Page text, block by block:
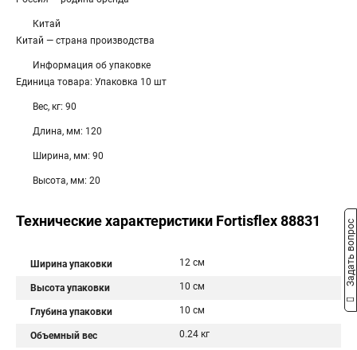
Китай
Китай — страна производства
Информация об упаковке
Единица товара: Упаковка 10 шт
Вес, кг: 90
Длина, мм: 120
Ширина, мм: 90
Высота, мм: 20
Технические характеристики Fortisflex 88831
Ширина упаковки 12 см
Высота упаковки 10 см
Глубина упаковки 10 см
Объемный вес 0.24 кг
Задать вопрос